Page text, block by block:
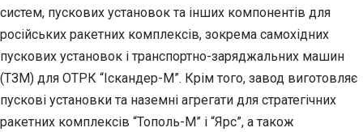
систем, пускових установок та інших компонентів для
російських ракетних комплексів, зокрема самохідних
пускових установок і транспортно-заряджальних машин
(ТЗМ) для ОТРК “Іскандер-М”. Крім того, завод виготовляє
пускові установки та наземні агрегати для стратегічних
ракетних комплексів “Тополь-М” і “Ярс”, а також